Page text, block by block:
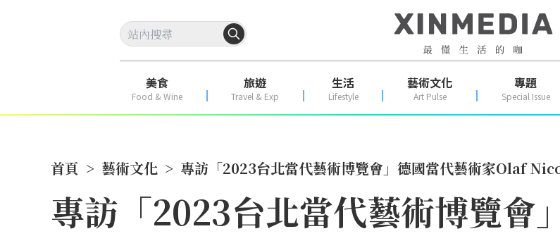
美食
Food & Wine
旅遊
Travel & Exp
生活
Lifestyle
藝術文化
Art Pulse
專題
Special Issue
首頁 > 藝術文化 > 專訪「2023台北當代藝術博覽會」德國當代藝術家Olaf
專訪「2023台北當代藝術博覽會